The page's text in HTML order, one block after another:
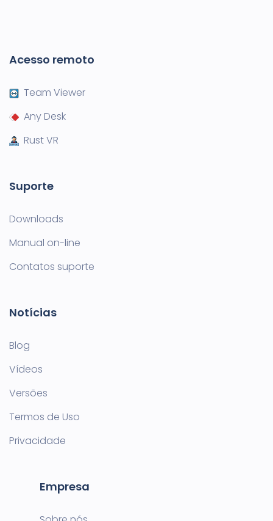
Acesso remoto
Team Viewer
Any Desk
Rust VR
Suporte
Downloads
Manual on-line
Contatos suporte
Notícias
Blog
Vídeos
Versões
Termos de Uso
Privacidade
Empresa